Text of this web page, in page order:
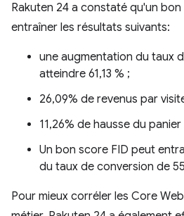
Rakuten 24 a constaté qu'un
entraîner les résultats suivants:
une augmentation du taux
atteindre 61,13 % ;
26,09% de revenus par
11,26% de hausse du
Un bon score FID peut
du taux de conversion de
Pour mieux corréler les Core